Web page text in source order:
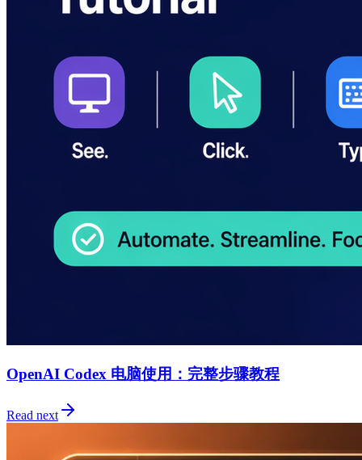
OpenAI Codex 电脑使用：完整步骤教程
Read next